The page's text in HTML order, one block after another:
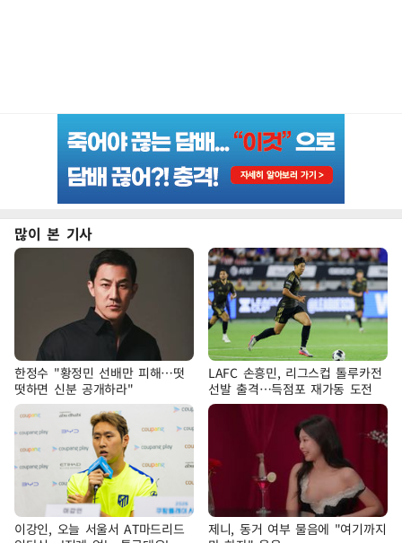
많이 본 기사
한정수 "황정민 선배만 피해…떳
떳하면 신분 공개하라"
LAFC 손흥민, 리그스컵 톨루카전
선발 출격…득점포 재가동 도전
이강인, 오늘 서울서 AT마드리드
제니, 동거 여부 물음에 "여기까지